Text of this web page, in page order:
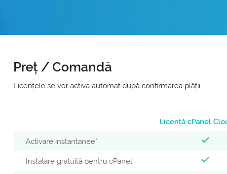
Preț / Comandă
Licențele se vor activa automat după confirmarea plății.
Licență cPanel
Activare instantanee*
Instalare gratuită pentru cPanel